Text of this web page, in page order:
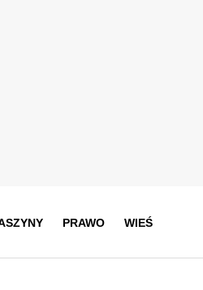
PRAWO WIEŚ